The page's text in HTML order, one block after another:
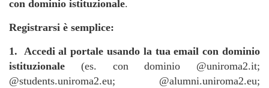
con dominio istituzionale.
Registrarsi è semplice:
1. Accedi al portale usando la tua email con dominio
istituzionale (es. con dominio @uniroma2.it;
@students.uniroma2.eu; @alumni.uniroma2.eu;